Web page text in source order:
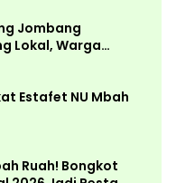
Jombang
Lokal, Warga
Mocaf
Estafet NU Mbah
Ruah! Bongkot